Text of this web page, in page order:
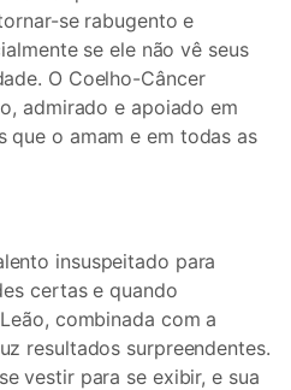
se rabugento e
se ele não vê seus
O Coelho-Câncer
admirado e apoiado em
que o amam e em todas as
insuspeitado para
certas e quando
combinada com a
resultados surpreendentes.
vestir para se exibir, e sua